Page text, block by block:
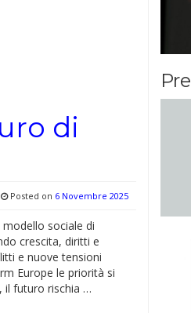
di
Posted on 6 Novembre 2025
modello sociale di
crescita, diritti e
e nuove tensioni
Europe le priorità si
il futuro rischia …